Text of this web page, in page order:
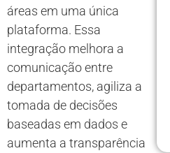
áreas em uma única
plataforma. Essa
integração melhora a
comunicação entre
departamentos, agiliza a
tomada de decisões
baseadas em dados e
aumenta a transparência